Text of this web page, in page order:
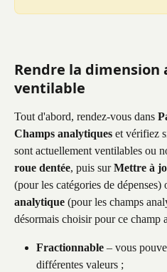
Rendre la dimension
ventilable
Tout d'abord, rendez-vous dans
Champs analytiques et vérifiez
sont actuellement ventilables ou
roue dentée, puis sur Mettre à
(pour les catégories de dépenses)
analytique (pour les champs
désormais choisir pour ce champ
Fractionnable – vous
différentes valeurs ;